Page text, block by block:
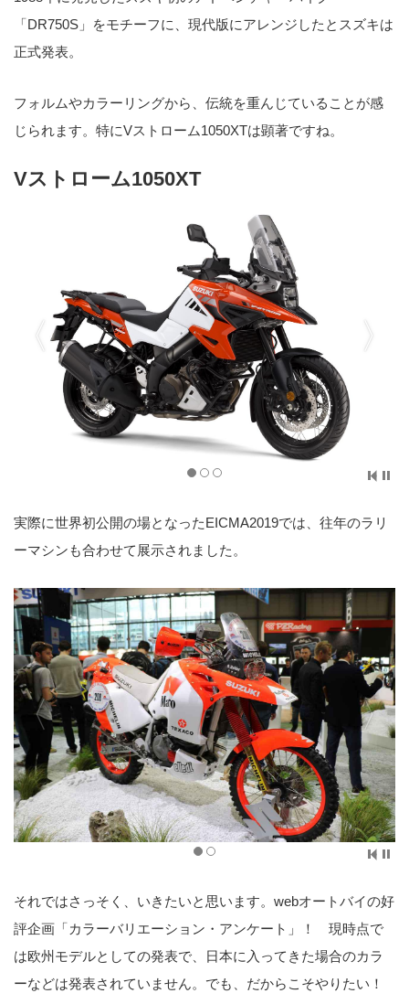
「DR750S」をモチーフに、現代版にアレンジしたとスズキは
正式発表。
フォルムやカラーリングから、伝統を重んじていることが感
じられます。特にVストローム1050XTは顕著ですね。
Vストローム1050XT
実際に世界初公開の場となったEICMA2019では、往年のラリ
ーマシンも合わせて展示されました。
それではさっそく、いきたいと思います。webオートバイの好
評企画「カラーバリエーション・アンケート」！ 現時点で
は欧州モデルとしての発表で、日本に入ってきた場合のカラ
ーなどは発表されていません。でも、だからこそやりたい！